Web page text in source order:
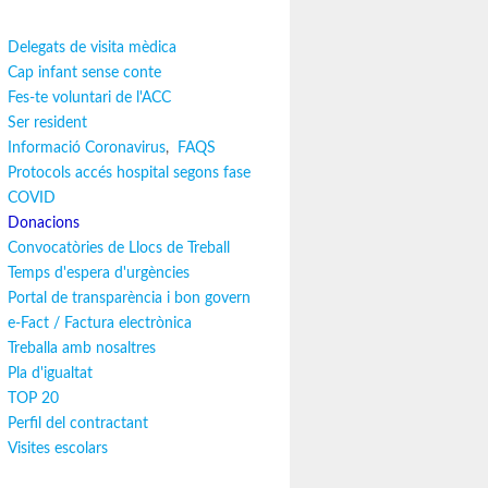
Delegats de visita mèdica
Cap infant sense conte
Fes-te voluntari de l'ACC
Ser resident
Informació Coronavirus,
FAQS
Protocols accés hospital segons fase
COVID
Donacions
Convocatòries de Llocs de Treball
Temps d'espera d'urgències
Portal de transparència i bon govern
e-Fact / Factura electrònica
Treballa amb nosaltres
Pla d'igualtat
TOP 20
Perfil del contractant
Visites escolars